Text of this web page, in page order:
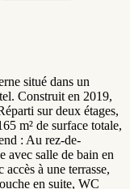
situé dans un
Construit en 2019,
sur deux étages,
m² de surface totale,
: Au rez-de-
avec salle de bain en
à une terrasse,
en suite, WC